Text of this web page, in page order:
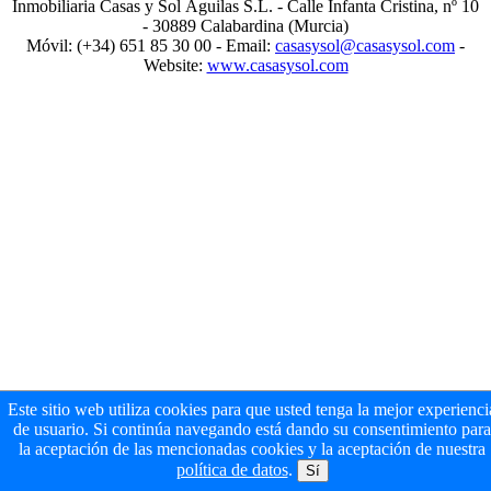
Inmobiliaria Casas y Sol Águilas S.L. - Calle Infanta Cristina, nº 10
- 30889 Calabardina (Murcia)
Móvil: (+34) 651 85 30 00 - Email: casasysol@casasysol.com -
Website: www.casasysol.com
Este sitio web utiliza cookies para que usted tenga la mejor
de usuario. Si continúa navegando está dando su consentimiento para
la aceptación de las mencionadas cookies y la aceptación de nuestra
política de datos. Sí